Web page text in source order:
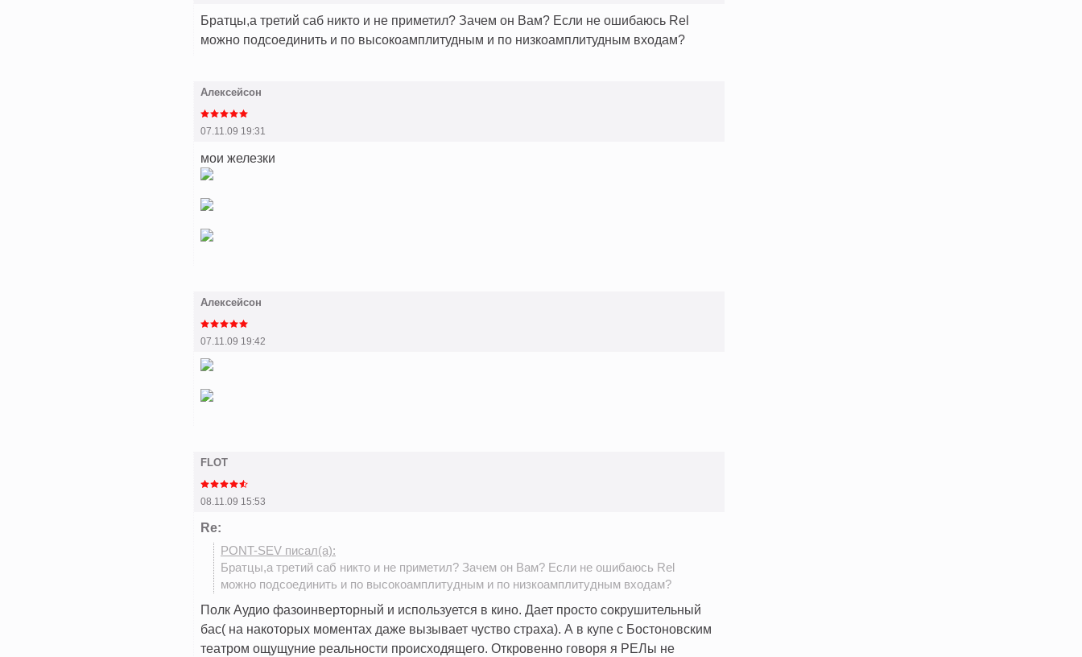
Братцы,а третий саб никто и не приметил? Зачем он Вам? Если не ошибаюсь Rel
можно подсоединить и по высокоамплитудным и по низкоамплитудным входам?
Алексейсон
07.11.09 19:31
мои железки
Алексейсон
07.11.09 19:42
FLOT
08.11.09 15:53
Re:
PONT-SEV писал(а):
Братцы,а третий саб никто и не приметил? Зачем он Вам? Если не ошибаюсь Rel
можно подсоединить и по высокоамплитудным и по низкоамплитудным входам?
Полк Аудио фазоинверторный и используется в кино. Дает просто сокрушительный
бас( на накоторых моментах даже вызывает чуство страха). А в купе с Бостоновским
театром ощущуние реальности происходящего. Откровенно говоря я РЕЛы не